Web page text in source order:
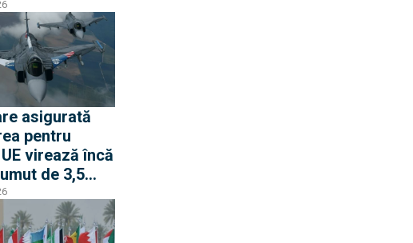
cu
asigurată
pentru
virează încă
de 3,5
pentru
rachete
aeriană